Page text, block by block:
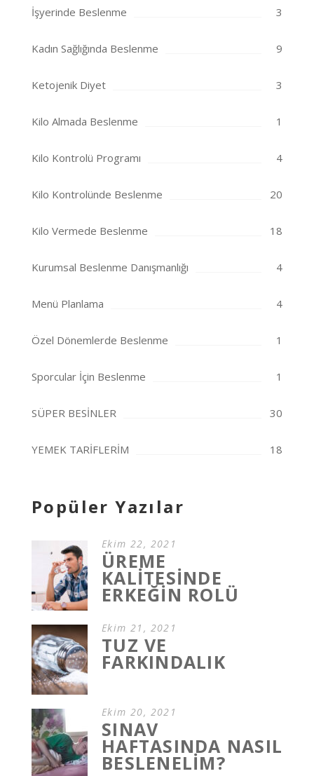
İşyerinde Beslenme 3
Kadın Sağlığında Beslenme 9
Ketojenik Diyet 3
Kilo Almada Beslenme 1
Kilo Kontrolü Programı 4
Kilo Kontrolünde Beslenme 20
Kilo Vermede Beslenme 18
Kurumsal Beslenme Danışmanlığı 4
Menü Planlama 4
Özel Dönemlerde Beslenme 1
Sporcular İçin Beslenme 1
SÜPER BESİNLER 30
YEMEK TARİFLERİM 18
Popüler Yazılar
Ekim 22, 2021
ÜREME
KALİTESİNDE
ERKEĞİN ROLÜ
Ekim 21, 2021
TUZ VE
FARKINDALIK
Ekim 20, 2021
SINAV
HAFTASINDA NASIL
BESLENELİM?